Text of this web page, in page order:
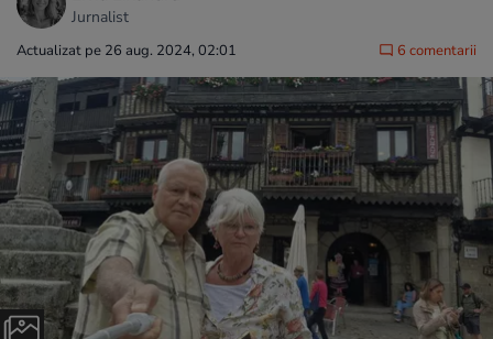
Jurnalist
Actualizat pe 26 aug. 2024, 02:01 6 comentarii